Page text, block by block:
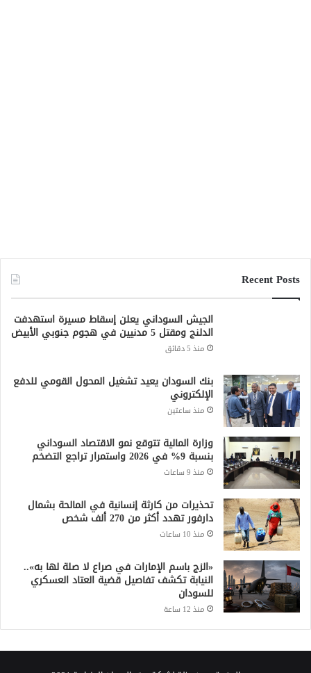
Recent Posts
الجيش السوداني يعلن إسقاط مسيرة استهدفت
الدلنج ومقتل 5 مدنيين في هجوم جنوبي الأبيض
منذ 5 دقائق
بنك السودان يعيد تشغيل المحول القومي للدفع
الإلكتروني
منذ ساعتين
وزارة المالية تتوقع نمو الاقتصاد السوداني
بنسبة 9% في 2026 واستمرار تراجع التضخم
منذ 9 ساعات
تحذيرات من كارثة إنسانية في المالحة بشمال
دارفور تهدد أكثر من 270 ألف شخص
منذ 10 ساعات
«الزج باسم الإمارات في صراع لا صلة لها به»..
النيابة تكشف تفاصيل قضية العتاد العسكري
للسودان
منذ 12 ساعة